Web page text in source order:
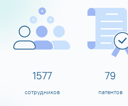
1600
сотрудников
80
патентов